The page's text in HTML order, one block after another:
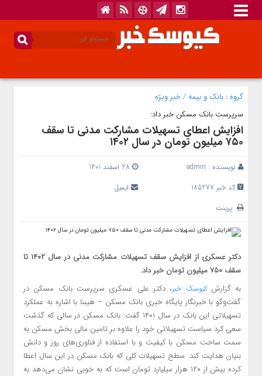
گروه : بانک‌ و بیمه /خبر ویژه
سرپرست بانک مسکن خبر داد:
افزایش اعطای تسهیلات مشارکت مدنی تا سقف
۷۵۰ میلیون تومان در سال ۱۴۰۲
نویسنده : admin
کد خبر 185277
ایمیل
پرینت
دکتر عسکری از افزایش سقف تسهیلات مشارکت مدنی در سال ۱۴۰۲ تا
سقف ۷۵۰ میلیون تومان خبر داد.
به گزارشکیوسک خبر، دکتر علی عسکری سرپرست بانک مسکن در
گفت‌وگو با خبرنگار پایگاه خبری بانک مسکن – هیبنا با اشاره به عملکرد‌
تسهیلاتی این بانک در سال ۱۴۰۱ گفت: بانک مسکن در سالی که گذشت
سعی کرد سیاست تسهیلاتی خود را علاوه بر تامین مالی بخش مسکن به
سمت ساخت مسکن با کیفیت و با استفاده از فناوری‌های روز و دانش
بنیان هدایت کند. سطح تسهیلات کلی که بانک مسکن در این سال اعطا
کرده بیش از ۱۲۰ هزار میلیارد تومان است که به خوبی نشان می‌دهد به